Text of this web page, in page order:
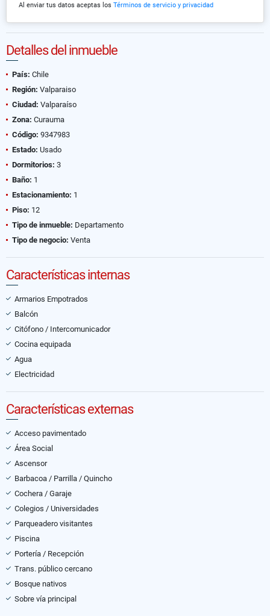
Al enviar tus datos aceptas los Términos de servicio y privacidad
Detalles del inmueble
País: Chile
Región: Valparaiso
Ciudad: Valparaíso
Zona: Curauma
Código: 9347983
Estado: Usado
Dormitorios: 3
Baño: 1
Estacionamiento: 1
Piso: 12
Tipo de inmueble: Departamento
Tipo de negocio: Venta
Características internas
Armarios Empotrados
Balcón
Citófono / Intercomunicador
Cocina equipada
Agua
Electricidad
Características externas
Acceso pavimentado
Área Social
Ascensor
Barbacoa / Parrilla / Quincho
Cochera / Garaje
Colegios / Universidades
Parqueadero visitantes
Piscina
Portería / Recepción
Trans. público cercano
Bosque nativos
Sobre vía principal